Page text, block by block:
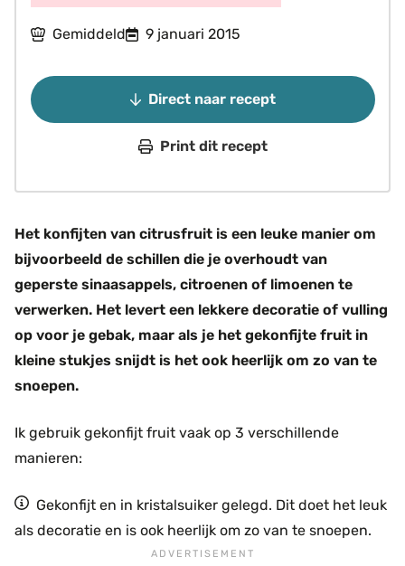
Gemiddeld 9 januari 2015
Direct naar recept
Print dit recept
Het konfijten van citrusfruit is een leuke manier om
bijvoorbeeld de schillen die je overhoudt van
geperste sinaasappels, citroenen of limoenen te
verwerken. Het levert een lekkere decoratie of vulling
op voor je gebak, maar als je het gekonfijte fruit in
kleine stukjes snijdt is het ook heerlijk om zo van te
snoepen.
Ik gebruik gekonfijt fruit vaak op 3 verschillende
manieren:
Gekonfijt en in kristalsuiker gelegd. Dit doet het leuk
als decoratie en is ook heerlijk om zo van te snoepen.